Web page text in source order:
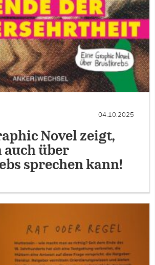
04.10.2025
Novel zeigt,
auch über
sprechen kann!